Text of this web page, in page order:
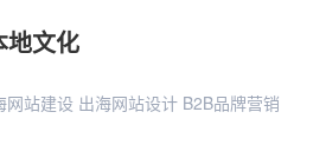
地文化
网站建设 出海网站设计 B2B品牌营销